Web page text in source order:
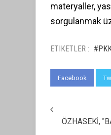
materyaller,
sorgulanmak
ETIKETLER :
Facebook
ÖZHASEKİ,